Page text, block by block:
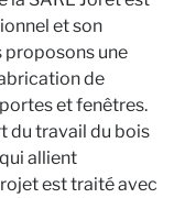
et son
proposons une
de
et fenêtres.
du travail du bois
allient
est traité avec